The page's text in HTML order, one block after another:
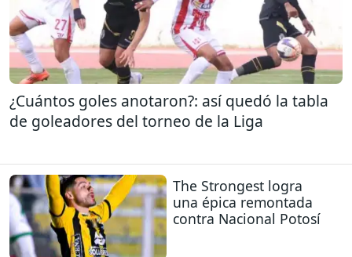
¿Cuántos goles anotaron?: así quedó la tabla
de goleadores del torneo de la Liga
The Strongest logra
una épica remontada
contra Nacional Potosí